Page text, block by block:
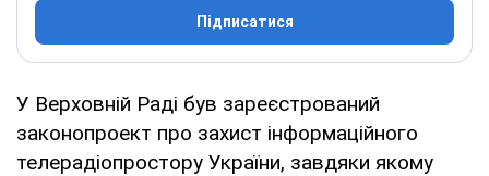
Підписатися
У Верховній Раді був зареєстрований
законопроект про захист інформаційного
телерадіопростору України, завдяки якому